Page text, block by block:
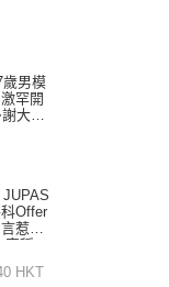
歲男模
罕開
大家
JUPAS
Offer
惹眾
宣稱
不符事
HKT